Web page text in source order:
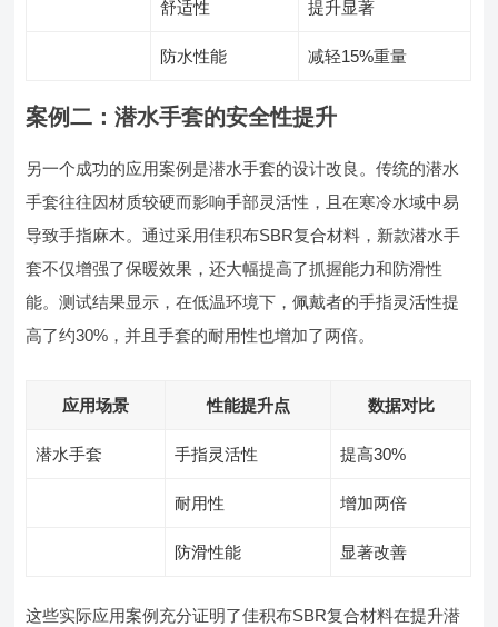
舒适性 提升显著
防水性能 减轻15%重量
案例二：潜水手套的安全性提升
另一个成功的应用案例是潜水手套的设计改良。传统的潜水
手套往往因材质较硬而影响手部灵活性，且在寒冷水域中易
导致手指麻木。通过采用佳积布SBR复合材料，新款潜水手
套不仅增强了保暖效果，还大幅提高了抓握能力和防滑性
能。测试结果显示，在低温环境下，佩戴者的手指灵活性提
高了约30%，并且手套的耐用性也增加了两倍。
应用场景 性能提升点 数据对比
潜水手套 手指灵活性 提高30%
耐用性 增加两倍
防滑性能 显著改善
这些实际应用案例充分证明了佳积布SBR复合材料在提升潜